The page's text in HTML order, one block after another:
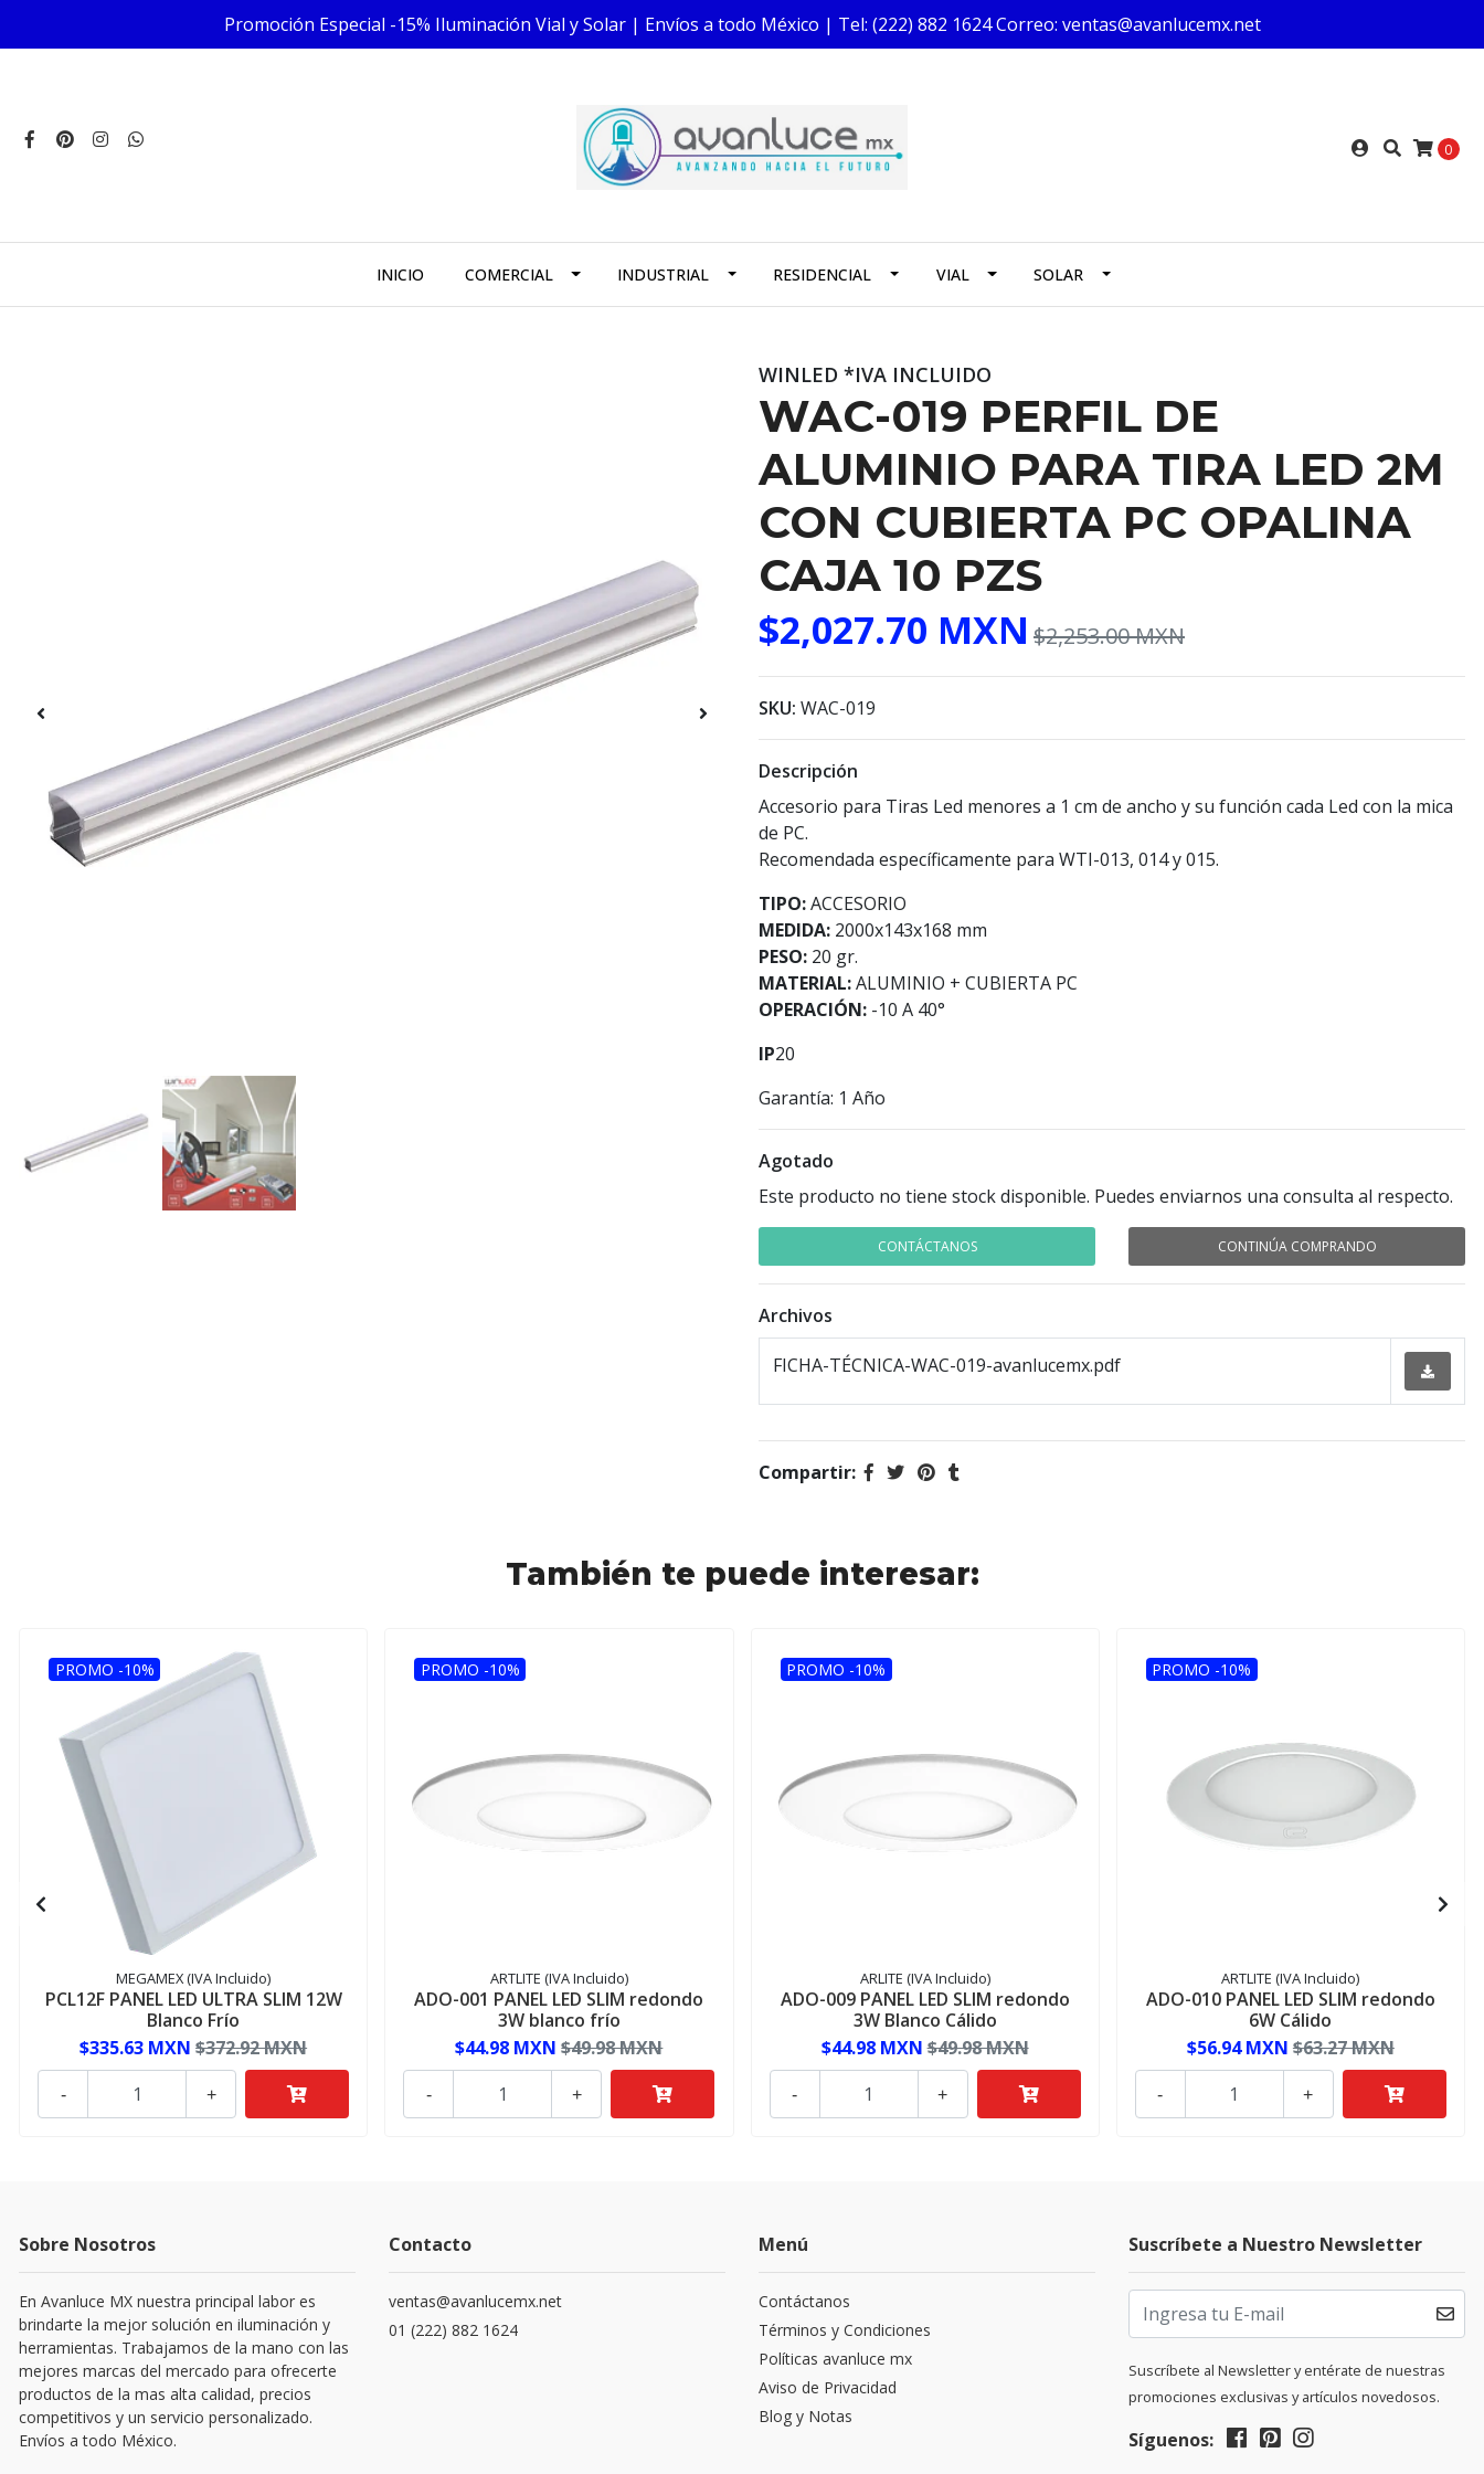
Promoción Especial -15% Iluminación Vial y Solar | Envíos a todo México | Tel: (222) 882 1624 Correo: ventas@avanlucemx.net
0
INICIO COMERCIAL INDUSTRIAL RESIDENCIAL VIAL SOLAR
WINLED *IVA INCLUIDO
WAC-019 PERFIL DE
ALUMINIO PARA TIRA LED 2M
CON CUBIERTA PC OPALINA
CAJA 10 PZS
$2,027.70 MXN $2,253.00 MXN
SKU: WAC-019
Descripción
Accesorio para Tiras Led menores a 1 cm de ancho y su función cada Led con la mica
de PC.
Recomendada específicamente para WTI-013, 014 y 015.
TIPO:ACCESORIO
MEDIDA: 2000x143x168 mm
PESO: 20 gr.
MATERIAL:ALUMINIO + CUBIERTA PC
OPERACIÓN: -10 A 40°
IP20
Garantía: 1 Año
Agotado
Este producto no tiene stock disponible. Puedes enviarnos una consulta al respecto.
CONTÁCTANOS CONTINÚA COMPRANDO
Archivos
FICHA-TÉCNICA-WAC-019-avanlucemx.pdf
Compartir:
También te puede interesar:
PROMO -10%
MEGAMEX (IVA Incluido)
PCL12F PANEL LED ULTRA SLIM 12W
Blanco Frío
$335.63 MXN $372.92 MXN
+
-
PROMO -10%
ARTLITE (IVA Incluido)
ADO-001 PANEL LED SLIM redondo
3W blanco frío
$44.98 MXN $49.98 MXN
+
-
PROMO -10%
ARLITE (IVA Incluido)
ADO-009 PANEL LED SLIM redondo
3W Blanco Cálido
$44.98 MXN $49.98 MXN
+
-
PROMO -10%
ARTLITE (IVA Incluido)
ADO-010 PANEL LED SLIM redondo
6W Cálido
$56.94 MXN $63.27 MXN
+
-
Sobre Nosotros
En Avanluce MX nuestra principal labor es
brindarte la mejor solución en iluminación y
herramientas. Trabajamos de la mano con las
mejores marcas del mercado para ofrecerte
productos de la mas alta calidad, precios
competitivos y un servicio personalizado.
Envíos a todo México.
Contacto
ventas@avanlucemx.net
01 (222) 882 1624
Menú
Contáctanos
Términos y Condiciones
Políticas avanluce mx
Aviso de Privacidad
Blog y Notas
Suscríbete a Nuestro Newsletter
Suscríbete al Newsletter y entérate de nuestras
promociones exclusivas y artículos novedosos.
Síguenos: